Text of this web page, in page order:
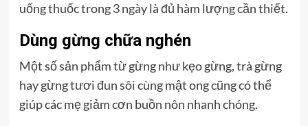
uống thuốc trong 3 ngày là đủ hàm lượng cần thiết.
Dùng gừng chữa nghén
Một số sản phẩm từ gừng như kẹo gừng, trà gừng
hay gừng tươi đun sôi cùng mật ong cũng có thể
giúp các mẹ giảm cơn buồn nôn nhanh chóng.